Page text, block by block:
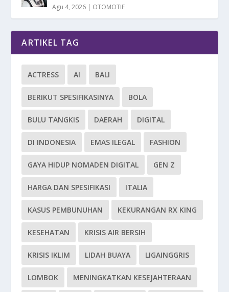
Agu 4, 2026 | OTOMOTIF
ARTIKEL TAG
ACTRESS AI BALI
BERIKUT SPESIFIKASINYA BOLA
BULU TANGKIS DAERAH DIGITAL
DI INDONESIA EMAS ILEGAL FASHION
GAYA HIDUP NOMADEN DIGITAL GEN Z
HARGA DAN SPESIFIKASI ITALIA
KASUS PEMBUNUHAN KEKURANGAN RX KING
KESEHATAN KRISIS AIR BERSIH
KRISIS IKLIM LIDAH BUAYA LIGAINGGRIS
LOMBOK MENINGKATKAN KESEJAHTERAAN